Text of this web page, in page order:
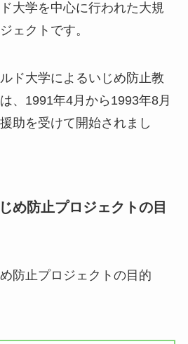
大学を中心に行われた大規
ェクトです。
ド大学によるいじめ防止教
、1991年4月から1993年8月
助を受けて開始されまし
め防止プロジェクトの目
防止プロジェクトの目的